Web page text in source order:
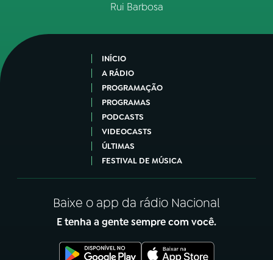
Rui Barbosa
INÍCIO
A RÁDIO
PROGRAMAÇÃO
PROGRAMAS
PODCASTS
VIDEOCASTS
ÚLTIMAS
FESTIVAL DE MÚSICA
Baixe o app da rádio Nacional
E tenha a gente sempre com você.